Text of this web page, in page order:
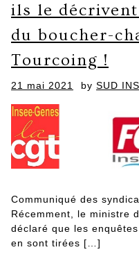
ils le
du boucher-
Tourcoing !
Posted
21 mai 2021 by SUD
Communiqué des
Récemment, le ministre
déclaré que les
en sont tirées […]